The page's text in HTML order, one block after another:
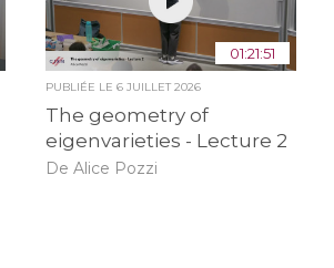
01:21:51
PUBLIÉE LE 6 JUILLET 2026
The geometry of
eigenvarieties - Lecture 2
De Alice Pozzi